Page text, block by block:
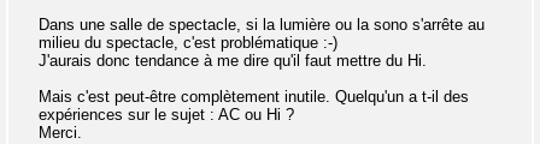
Dans une salle de spectacle, si la lumière ou la sono s'arrête au
milieu du spectacle, c'est problématique :-)
J'aurais donc tendance à me dire qu'il faut mettre du Hi.
Mais c'est peut-être complètement inutile. Quelqu'un a t-il des
expériences sur le sujet : AC ou Hi ?
Merci.